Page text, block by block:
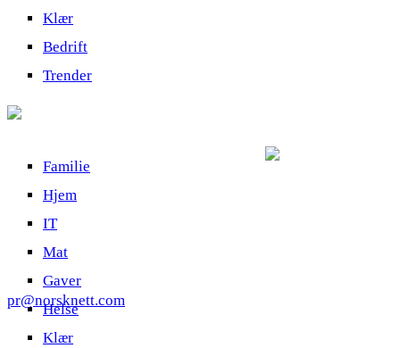
Klær
Bedrift
Trender
Familie
Hjem
IT
Mat
Gaver
Helse
Klær
pr@norsknett.com